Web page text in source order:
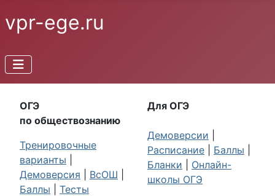
vpr-ege.ru
ОГЭ
по обществознанию
Тренировочные
варианты
Демоверсия
ВсОШ
Баллы
Тесты
Для ОГЭ
Демоверсии
Расписание
Баллы
Бланки
Онлайн-
школы ОГЭ